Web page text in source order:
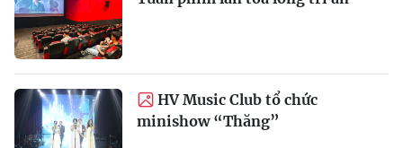
HV Music Club tổ chức
minishow “Thăng”